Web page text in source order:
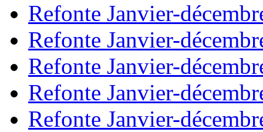
Refonte Janvier-
Refonte Janvier-
Refonte Janvier-
Refonte Janvier-
Refonte Janvier-